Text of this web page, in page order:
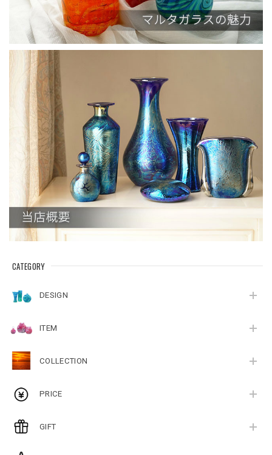
CATEGORY
DESIGN
ITEM
COLLECTION
PRICE
GIFT